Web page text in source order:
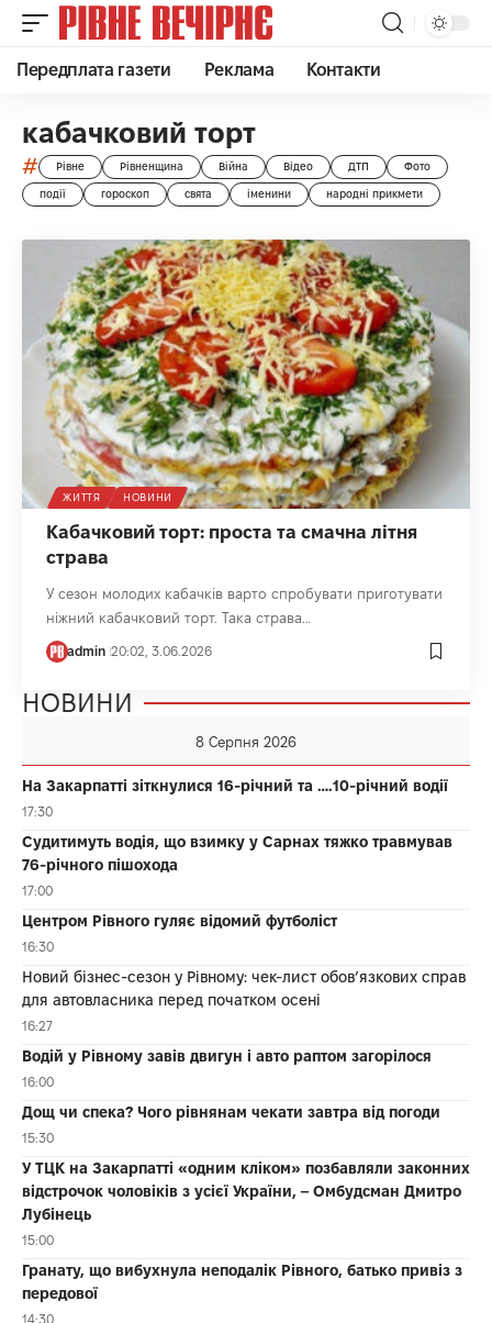
Передплата газети Реклама Контакти
кабачковий торт
# Рівне Рівненщина Війна Відео ДТП Фото
події гороскоп свята іменини народні прикмети
ЖИТТЯ НОВИНИ
Кабачковий торт: проста та смачна літня
страва
У сезон молодих кабачків варто спробувати приготувати
ніжний кабачковий торт. Така страва…
admin 20:02, 3.06.2026
НОВИНИ
8 Серпня 2026
На Закарпатті зіткнулися 16-річний та ….10-річний водії
17:30
Судитимуть водія, що взимку у Сарнах тяжко травмував
76-річного пішохода
17:00
Центром Рівного гуляє відомий футболіст
16:30
Новий бізнес-сезон у Рівному: чек-лист обов’язкових справ
для автовласника перед початком осені
16:27
Водій у Рівному завів двигун і авто раптом загорілося
16:00
Дощ чи спека? Чого рівнянам чекати завтра від погоди
15:30
У ТЦК на Закарпатті «одним кліком» позбавляли законних
відстрочок чоловіків з усієї України, – Омбудсман Дмитро
Лубінець
15:00
Гранату, що вибухнула неподалік Рівного, батько привіз з
передової
14:30